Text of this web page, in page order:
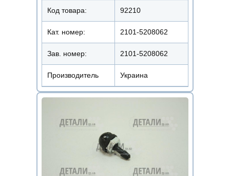
Код товара: 92210
Кат. номер: 2101-5208062
Зав. номер: 2101-5208062
Производитель Украина